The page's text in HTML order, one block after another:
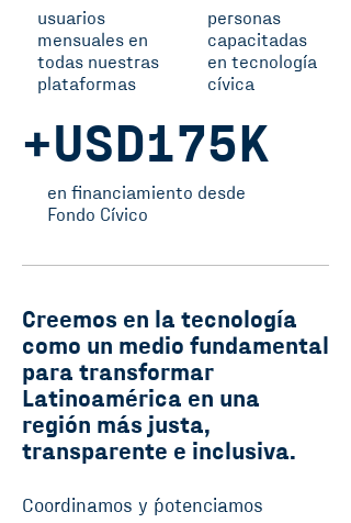
usuarios
mensuales en
todas nuestras
plataformas
personas
capacitadas
en tecnología
cívica
+USD175K
en financiamiento desde
Fondo Cívico
Creemos en la tecnología
como un medio fundamental
para transformar
Latinoamérica en una
región más justa,
transparente e inclusiva.
Coordinamos y ´potenciamos